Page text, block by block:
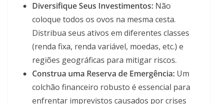
Diversifique Seus Investimentos: Não
coloque todos os ovos na mesma cesta.
Distribua seus ativos em diferentes classes
(renda fixa, renda variável, moedas, etc.) e
regiões geográficas para mitigar riscos.
Construa uma Reserva de Emergência: Um
colchão financeiro robusto é essencial para
enfrentar imprevistos causados por crises